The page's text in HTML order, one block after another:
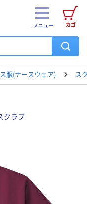
カゴ
メニュー
ス服(ナースウェア) ス
クラブ